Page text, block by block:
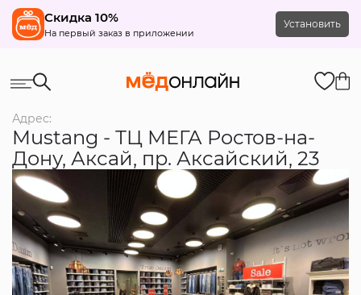
Скидка 10%
На первый заказ в приложении
Установить
Адрес:
Mustang - ТЦ МЕГА Ростов-на-
Дону, Аксай, пр. Аксайский, 23